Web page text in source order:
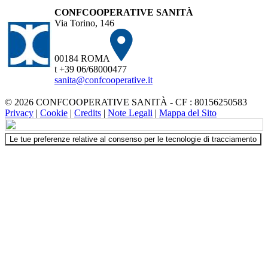
CONFCOOPERATIVE SANITÀ
Via Torino, 146
00184 ROMA
t +39 06/68000477
sanita@confcooperative.it
© 2026 CONFCOOPERATIVE SANITÀ - CF : 80156250583
Privacy | Cookie | Credits | Note Legali | Mappa del Sito
Le tue preferenze relative al consenso per le tecnologie di tracciamento